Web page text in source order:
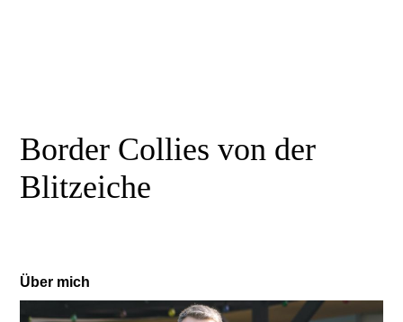
Border Collies von der
Blitzeiche
Über mich